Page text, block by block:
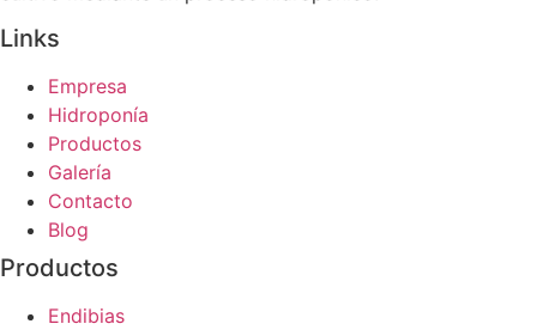
Links
Empresa
Hidroponía
Productos
Galería
Contacto
Blog
Productos
Endibias